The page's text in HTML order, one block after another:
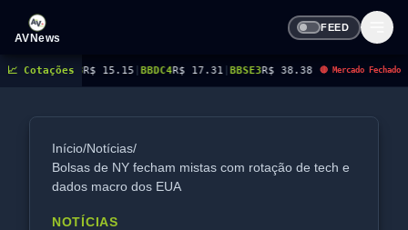
AVNews
FEED
📈 Cotações
15.15|BBDC4R$ 17.31 |BBSE3R$ 38.38 |BEES3R$ 8.78| BEES4R$ 9.16|
🔴 Mercado Fechado
Início/Notícias/
Bolsas de NY fecham mistas com rotação de tech e
dados macro dos EUA
NOTÍCIAS